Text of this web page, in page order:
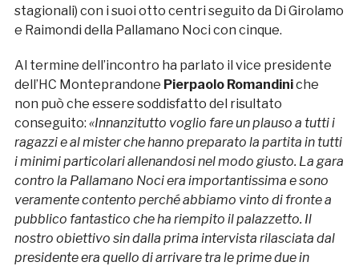
stagionali) con i suoi otto centri seguito da Di Girolamo
e Raimondi della Pallamano Noci con cinque.
Al termine dell’incontro ha parlato il vice presidente
dell’HC Monteprandone Pierpaolo Romandiniche
non può che essere soddisfatto del risultato
conseguito: «Innanzitutto voglio fare un plauso a tutti i
ragazzi e al mister che hanno preparato la partita in tutti
i minimi particolari allenandosi nel modo giusto. La gara
contro la Pallamano Noci era importantissima e sono
veramente contento perché abbiamo vinto di fronte a
pubblico fantastico che ha riempito il palazzetto. Il
nostro obiettivo sin dalla prima intervista rilasciata dal
presidente era quello di arrivare tra le prime due in